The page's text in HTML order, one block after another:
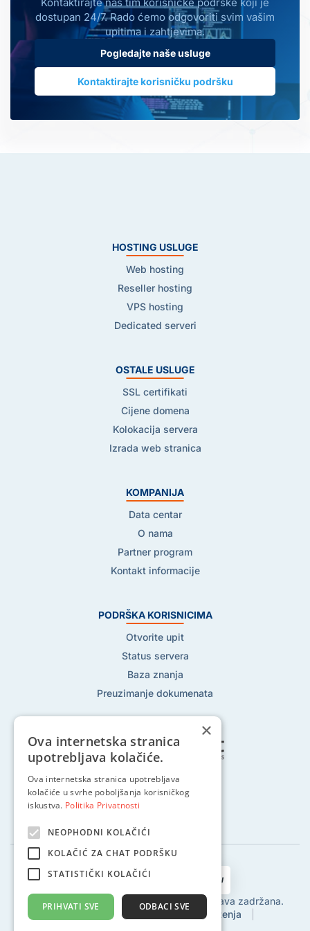
dostupan 24/7. Rado ćemo odgovoriti svim vašim
upitima i zahtjevima.
Pogledajte naše usluge
Kontaktirajte korisničku podršku
HOSTING USLUGE
Web hosting
Reseller hosting
VPS hosting
Dedicated serveri
OSTALE USLUGE
SSL certifikati
Cijene domena
Kolokacija servera
Izrada web stranica
KOMPANIJA
Data centar
O nama
Partner program
Kontakt informacije
PODRŠKA KORISNICIMA
Otvorite upit
Status servera
Baza znanja
Preuzimanje dokumenata
Pratite nas na:
2002 - 2024 © Globalhost d.o.o., Sva prava zadržana.
Politika privatnosti
Uvjeti korištenja
×
Ova internetska stranica
upotrebljava kolačiće.
Ova internetska stranica upotrebljava
kolačiće u svrhe poboljšanja korisničkog
iskustva. Politika Privatnosti
NEOPHODNI KOLAČIĆI
KOLAČIĆ ZA CHAT PODRŠKU
STATISTIČKI KOLAČIĆI
PRIHVATI SVE ODBACI SVE